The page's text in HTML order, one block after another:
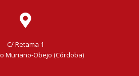
C/ Retama 1
Muriano-Obejo (Córdoba)